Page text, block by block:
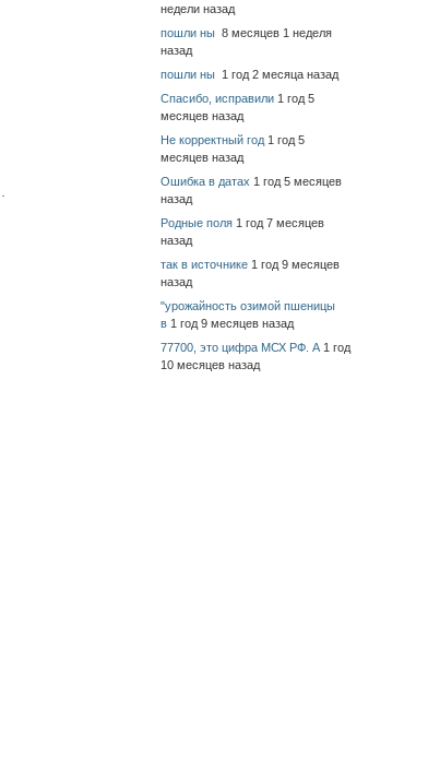
недели назад
пошли ны 8 месяцев 1 неделя
назад
пошли ны 1 год 2 месяца назад
Спасибо, исправили 1 год 5
месяцев назад
Не корректный год 1 год 5
месяцев назад
Ошибка в датах 1 год 5 месяцев
назад
Родные поля 1 год 7 месяцев
назад
так в источнике 1 год 9 месяцев
назад
"урожайность озимой пшеницы
в 1 год 9 месяцев назад
77700, это цифра МСХ РФ. А 1 год
10 месяцев назад